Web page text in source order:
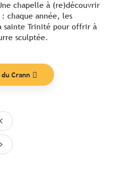
chapelle à (re)découvrir
: chaque année, les
sainte Trinité pour offrir à
sculptée.
Crann